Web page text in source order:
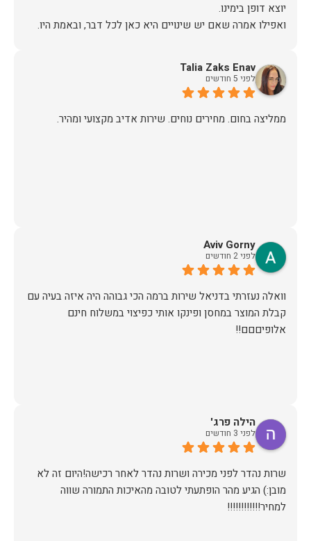
תודה. Talia Zaks Enav
לפני 5 חודשים
ממליצה בחום. מחירים נוחים. שירות אדיב מקצועי ומהיר.
Aviv Gorny
לפני 2 חודשים
וואלה נעזרתי בדניאל שירות ברמה הכי גבוהה היה איזה בעיה עם
קבלת המוצר במחסן ופינקו אותי כפיצוי במשלוח חינם
אלופיםםם!!
הילה פרג'
לפני 3 חודשים
שרות נהדר לפני מכירה ושרות נהדר לאחר רכישה!היום זה לא
מובן:) הגיע מהר הופתעתי לטובה מהאיכות התמורה שווה
למחיר!!!!!!!!!!!!